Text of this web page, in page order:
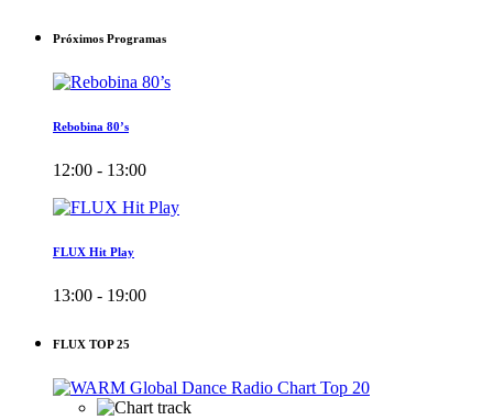
Próximos Programas
Rebobina 80’s
12:00 - 13:00
FLUX Hit Play
13:00 - 19:00
FLUX TOP 25